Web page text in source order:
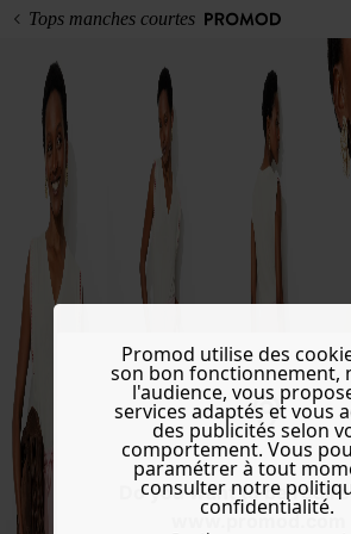
Do you want to be
www.promod.com ?
Tops manches courtes
Promod utilise des
son bon fonctionnement,
l'audience, vous
services adaptés et vous
des publicités selon
comportement. Vous
paramétrer à tout
consulter notre
confidentialité.